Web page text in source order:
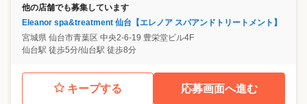
他の店舗でも募集しています
Eleanor spa&treatment 仙台【エレノア スパアンドトリートメント】
宮城県 仙台市青葉区 中央2-6-19 豊栄堂ビル4F
仙台駅 徒歩5分/仙台駅 徒歩8分
キープする 応募画面へ進む